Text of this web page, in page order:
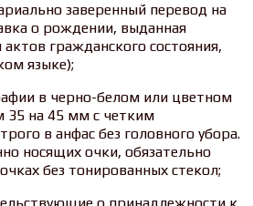
заверенный перевод на
о рождении, выданная
гражданского состояния,
языке);
в черно-белом или цветном
35 на 45 мм с четким
в анфас без головного убора.
носящих очки, обязательно
без тонированных стекол;